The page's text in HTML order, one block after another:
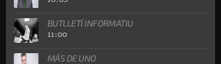
BUTLLETÍ INFORMATIU
11:00
MÁS DE UNO